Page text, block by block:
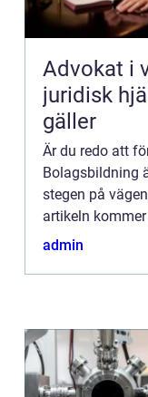
Advokat i växjö så
juridisk
gäller
Är du redo att
Bolagsbildning
stegen på
artikeln
f&ou...
admin